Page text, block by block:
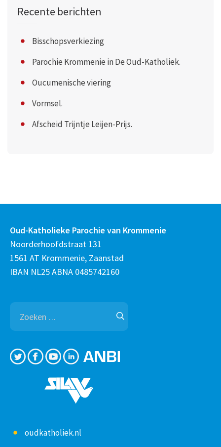
Recente berichten
Bisschopsverkiezing
Parochie Krommenie in De Oud-Katholiek.
Oucumenische viering
Vormsel.
Afscheid Trijntje Leijen-Prijs.
Oud-Katholieke Parochie van Krommenie
Noorderhoofdstraat 131
1561 AT Krommenie, Zaanstad
IBAN NL25 ABNA 0485742160
Zoeken
naar:
oudkatholiek.nl